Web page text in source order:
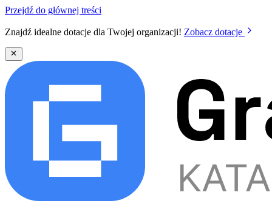
Przejdź do głównej treści
Znajdź idealne dotacje dla Twojej organizacji! Zobacz dotacje